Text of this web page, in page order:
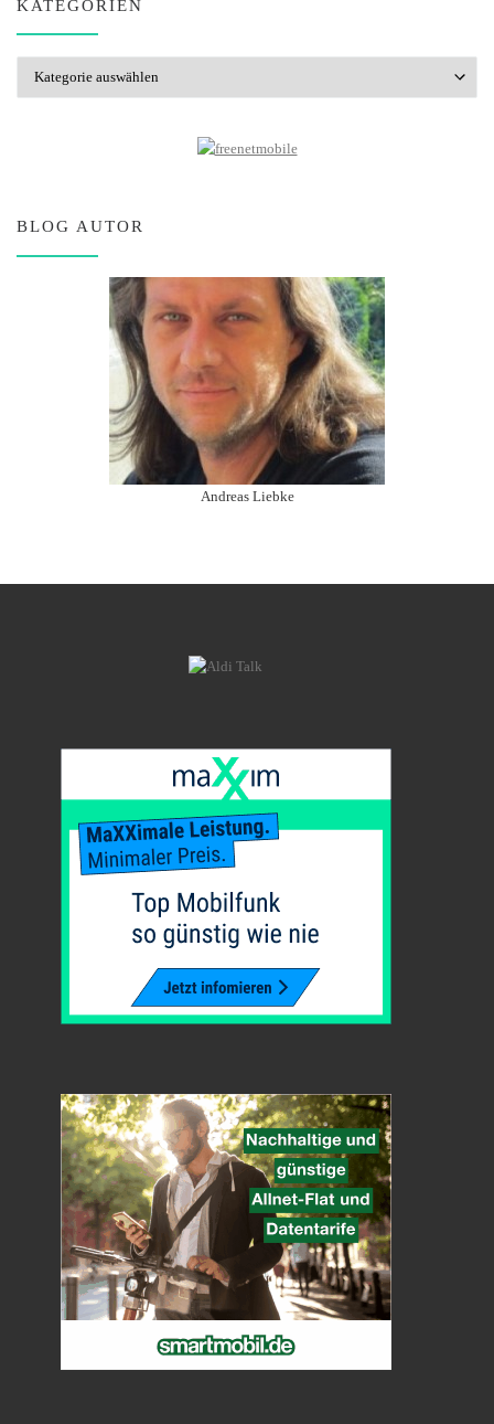
KATEGORIEN
BLOG AUTOR
Andreas Liebke